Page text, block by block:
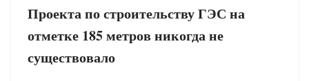
Проекта по строительству ГЭС на
отметке 185 метров никогда не
существовало